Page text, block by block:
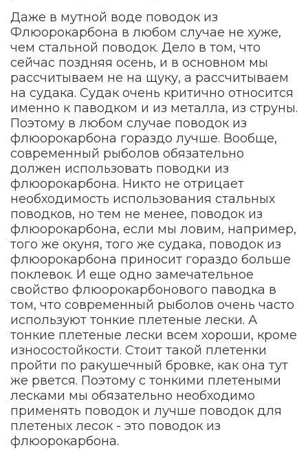
Даже в мутной воде поводок из
Флюорокарбона в любом случае не хуже,
чем стальной поводок. Дело в том, что
сейчас поздняя осень, и в основном мы
рассчитываем не на щуку, а рассчитываем
на судака. Судак очень критично относится
именно к паводком и из металла, из струны.
Поэтому в любом случае поводок из
флюорокарбона гораздо лучше. Вообще,
современный рыболов обязательно
должен использовать поводки из
флюорокарбона. Никто не отрицает
необходимость использования стальных
поводков, но тем не менее, поводок из
флюорокарбона, если мы ловим, например,
того же окуня, того же судака, поводок из
флюорокарбона приносит гораздо больше
поклевок. И еще одно замечательное
свойство флюорокарбонового паводка в
том, что современный рыболов очень часто
используют тонкие плетеные лески. А
тонкие плетеные лески всем хороши, кроме
износостойкости. Стоит такой плетенки
пройти по ракушечный бровке, как она тут
же рвется. Поэтому с тонкими плетеными
лесками мы обязательно необходимо
применять поводок и лучше поводок для
плетеных лесок - это поводок из
флюорокарбона.